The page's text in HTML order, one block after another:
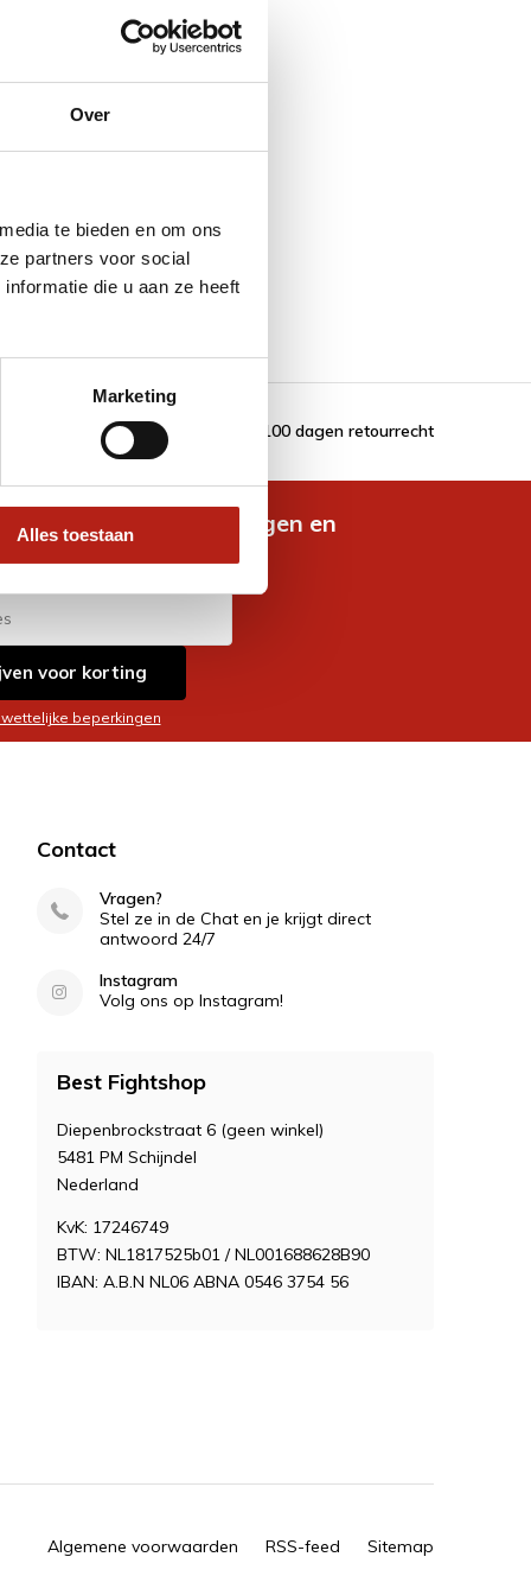
Over
te bieden en om ons
partners voor social
die u aan ze heeft
Marketing
Alles toestaan
100 dagen retourrecht
nieuwste aanbiedingen en
voor korting
beperkingen
Contact
Vragen?
Stel ze in de Chat en je krijgt direct
antwoord 24/7
Instagram
Volg ons op Instagram!
Best Fightshop
Diepenbrockstraat 6 (geen winkel)
5481 PM Schijndel
Nederland
KvK: 17246749
BTW: NL1817525b01 / NL001688628B90
IBAN: A.B.N NL06 ABNA 0546 3754 56
Algemene voorwaarden RSS-feed Sitemap